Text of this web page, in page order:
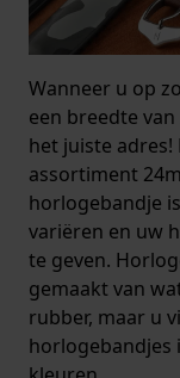
Wanneer u op
een breedte
het juiste
assortiment
horlogebandje
variëren en uw
te geven.
gemaakt van
rubber, maar u
horlogebandjes